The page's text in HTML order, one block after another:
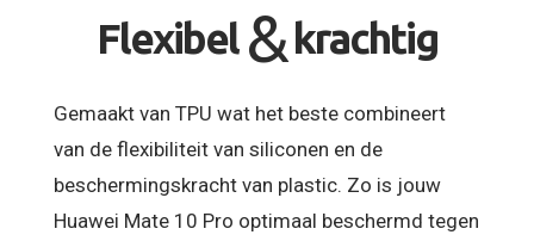
Flexibel &krachtig
Gemaakt van TPU wat het beste combineert
van de flexibiliteit van siliconen en de
beschermingskracht van plastic. Zo is jouw
Huawei Mate 10 Pro optimaal beschermd tegen